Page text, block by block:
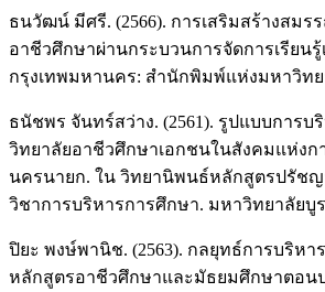
ธนวัฒน์ มีศรี. (2566). การเสริมสร้างสมร
อาชีวศึกษาผ่านกระบวนการจัดการเรียนรู้
กรุงเทพมหานคร: สำนักพิมพ์แห่งมหาวิท
ธนัชพร จันทร์สว่าง. (2561). รูปแบบการบ
วิทยาลัยอาชีวศึกษาเอกชนในสังคมแห่งก
นครนายก. ใน วิทยานิพนธ์หลักสูตรปรัช
วิชาการบริหารการศึกษา. มหาวิทยาลัยบู
ปิยะ พงษ์พานิช. (2563). กลยุทธ์การบริหา
หลักสูตรอาชีวศึกษาและมัธยมศึกษาตอน